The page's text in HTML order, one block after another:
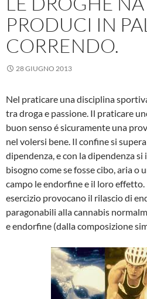
PRODUCI IN
CORRENDO.
28 GIUGNO 2013
Nel praticare una disciplina
tra droga e passione. Il praticare
buon senso é sicuramente una
nel volersi bene. Il confine si
dipendenza, e con la dipendenza
bisogno come se fosse cibo, aria o
campo le endorfine e il loro
esercizio provocano il rilascio di
paragonabili alla cannabis
e endorfine (dalla composizione